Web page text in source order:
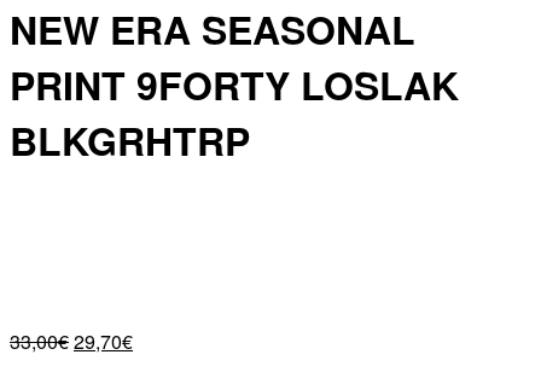
NEW ERA SEASONAL
PRINT 9FORTY LOSLAK
BLKGRHTRP
33,00€29,70€